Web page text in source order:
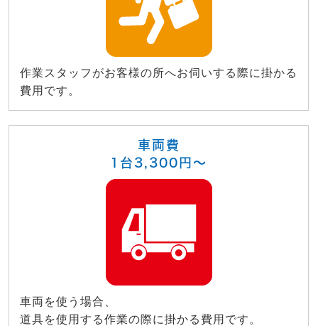
作業スタッフがお客様の所へお伺いする際に掛かる
費用です。
車両費
1台3,300円～
車両を使う場合、
道具を使用する作業の際に掛かる費用です。